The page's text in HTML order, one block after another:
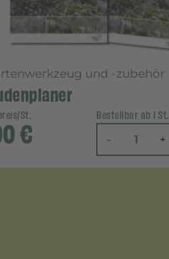
und -zubehör
St.
€
Bestellbar ab 1 St.
- +